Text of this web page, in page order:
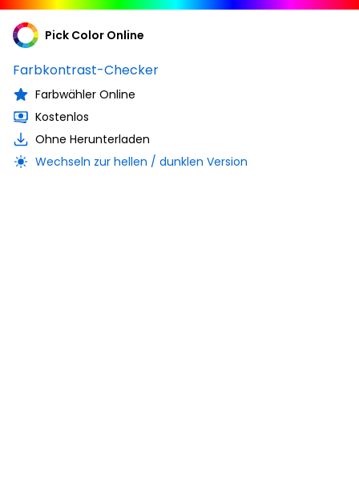
Pick Color Online
Farbkontrast-Checker
Farbwähler Online
Kostenlos
Ohne Herunterladen
Wechseln zur hellen / dunklen Version